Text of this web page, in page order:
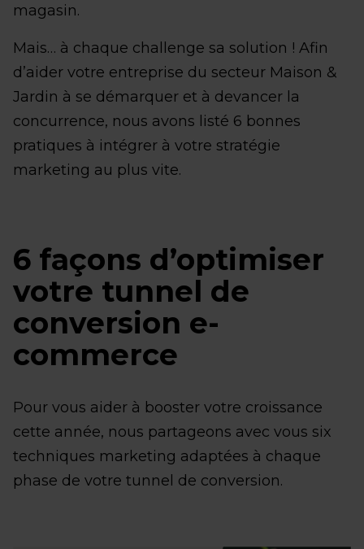
magasin.
Mais… à chaque challenge sa solution ! Afin
d’aider votre entreprise du secteur Maison &
Jardin à se démarquer et à devancer la
concurrence, nous avons listé 6 bonnes
pratiques à intégrer à votre stratégie
marketing au plus vite.
6 façons d’optimiser
votre tunnel de
conversion e-
commerce
Pour vous aider à booster votre croissance
cette année, nous partageons avec vous six
techniques marketing adaptées à chaque
phase de votre tunnel de conversion.